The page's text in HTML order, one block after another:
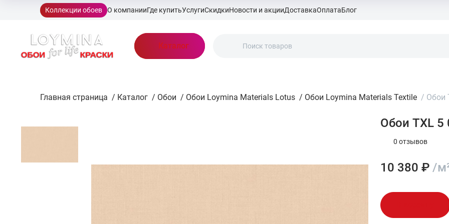
Коллекции обоев О компанииГде купитьУслугиСкидкиНовости и акцииДоставкаОплатаБлог
Каталог
Главная страница / Каталог / Обои / Обои Loymina Materials Lotus / Обои Loymina Materials Textile / Обои
Обои TXL 5
0 отзывов
10 380 ₽ /